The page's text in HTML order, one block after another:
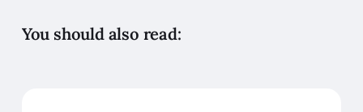
You should also read: